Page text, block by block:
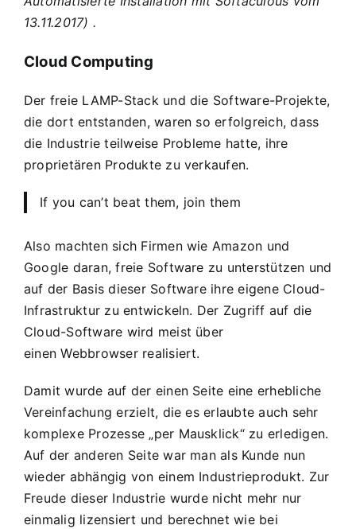
13.11.2017) .
Cloud Computing
Der freie LAMP-Stack und die Software-Projekte,
die dort entstanden, waren so erfolgreich, dass
die Industrie teilweise Probleme hatte, ihre
proprietären Produkte zu verkaufen.
If you can’t beat them, join them
Also machten sich Firmen wie Amazon und
Google daran, freie Software zu unterstützen und
auf der Basis dieser Software ihre eigene Cloud-
Infrastruktur zu entwickeln. Der Zugriff auf die
Cloud-Software wird meist über
einen Webbrowser realisiert.
Damit wurde auf der einen Seite eine erhebliche
Vereinfachung erzielt, die es erlaubte auch sehr
komplexe Prozesse „per Mausklick“ zu erledigen.
Auf der anderen Seite war man als Kunde nun
wieder abhängig von einem Industrieprodukt. Zur
Freude dieser Industrie wurde nicht mehr nur
einmalig lizensiert und berechnet wie bei